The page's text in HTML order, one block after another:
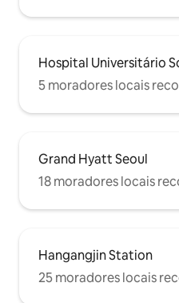
Hospital Universitário
5 moradores locais
Grand Hyatt Seoul
18 moradores locais
Hangangjin Station
25 moradores locais